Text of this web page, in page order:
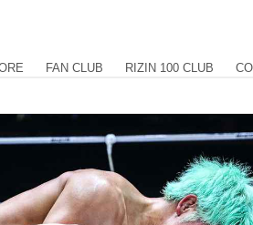
FAN CLUB RIZIN 100 CLUB